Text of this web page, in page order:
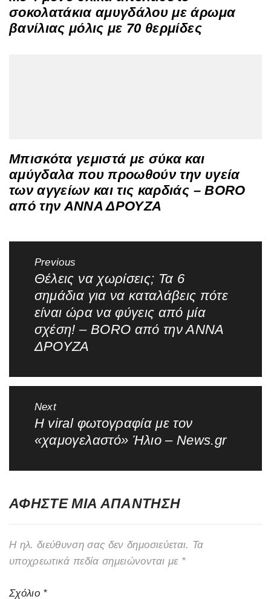
σοκολατάκια αμυγδάλου με άρωμα
βανίλιας μόλις με 70 θερμίδες
Μπισκότα γεμιστά με σύκα και
αμύγδαλα που προωθούν την υγεία
των αγγείων και τις καρδιάς – BORO
από την ΑΝΝΑ ΔΡΟΥΖΑ
άρθρων
Previous
Previous
post:
Θέλεις να χωρίσεις; Τα 6
σημάδια για να καταλάβεις πότε
είναι ώρα να φύγεις από μία
σχέση! – BORO από την ΑΝΝΑ
ΔΡΟΥΖΑ
Next
Next
post:
Η viral φωτογραφία με τον
«χαμογελαστό» Ήλιο – News.gr
ΑΦΉΣΤΕ ΜΙΑ ΑΠΆΝΤΗΣΗ
Η ηλ. διεύθυνση σας δεν δημοσιεύεται. Τα
υποχρεωτικά πεδία σημειώνονται με *
Σχόλιο *